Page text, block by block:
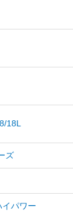
18L
ズ
パワー